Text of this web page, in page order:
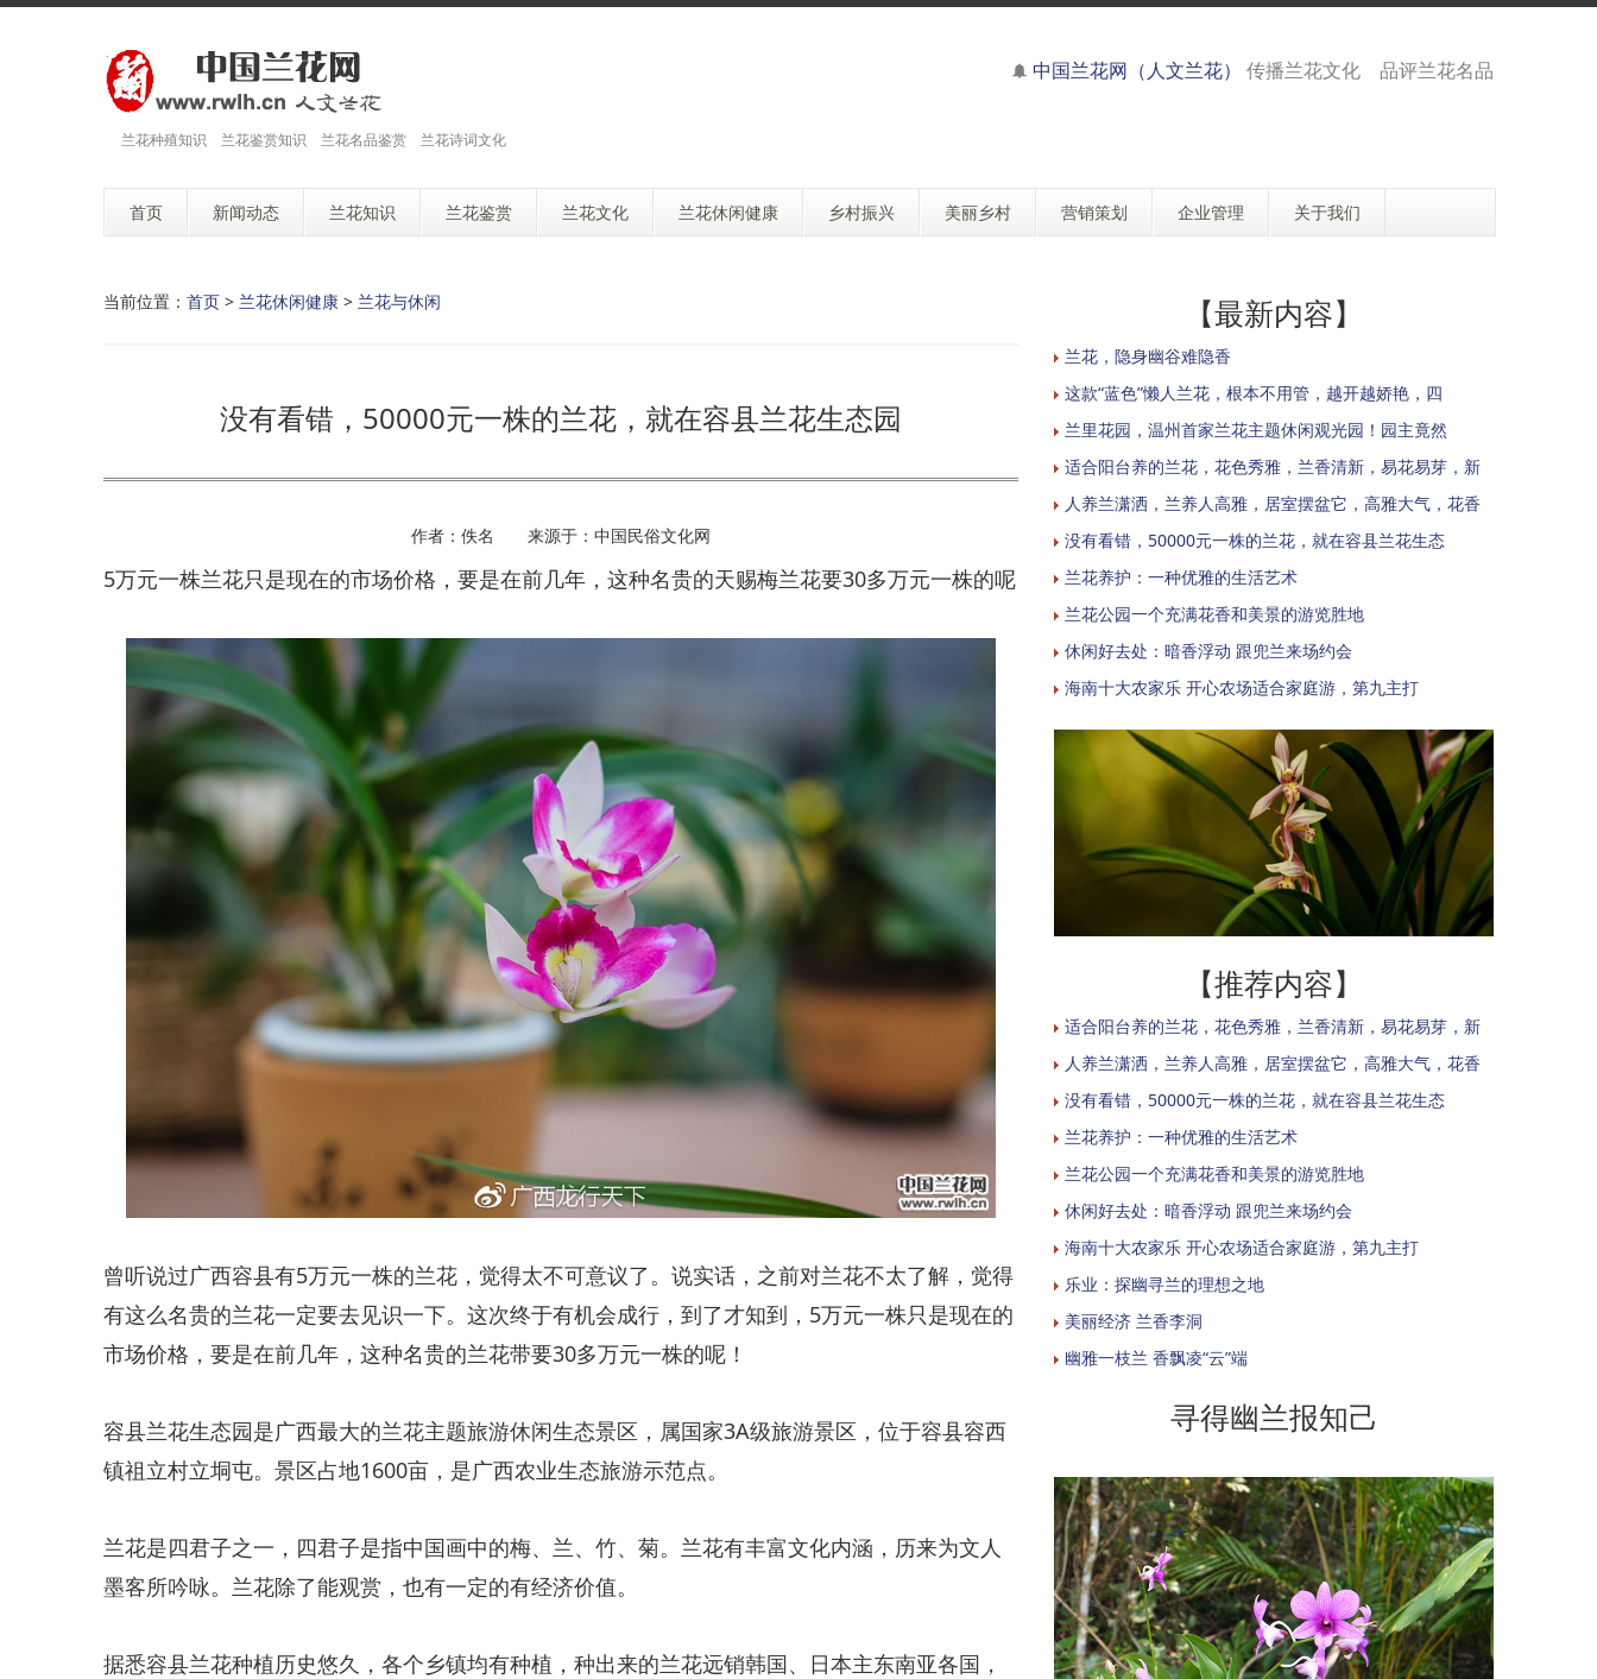
兰花种殖知识 兰花鉴赏知识 兰花名品鉴赏 兰花诗词文化
中国兰花网（人文兰花） 传播兰花文化 品评兰花名品
首页 新闻动态 兰花知识 兰花鉴赏 兰花文化 兰花休闲健康 乡村振兴 美丽乡村 营销策划 企业管理 关于我们
当前位置： 首页 > 兰花休闲健康 > 兰花与休闲
没有看错，50000元一株的兰花，就在容县兰花生态园
作者：佚名 来源于：中国民俗文化网
5万元一株兰花只是现在的市场价格，要是在前几年，这种名贵的天赐梅兰花要30多万元一株的呢
​曾听说过广西容县有5万元一株的兰花，觉得太不可意议了。说实话，之前对兰花不太了解，觉得
有这么名贵的兰花一定要去见识一下。这次终于有机会成行，到了才知到，5万元一株只是现在的
市场价格，要是在前几年，这种名贵的兰花带要30多万元一株的呢！
​容县兰花生态园是广西最大的兰花主题旅游休闲生态景区，属国家3A级旅游景区，位于容县容西
镇祖立村立垌屯。景区占地1600亩，是广西农业生态旅游示范点。
​兰花是四君子之一，四君子是指中国画中的梅、兰、竹、菊。兰花有丰富文化内涵，历来为文人
墨客所吟咏。兰花除了能观赏，也有一定的有经济价值。
​据悉容县兰花种植历史悠久，各个乡镇均有种植，种出来的兰花远销韩国、日本主东南亚各国，
【最新内容】
兰花，隐身幽谷难隐香
这款“蓝色”懒人兰花，根本不用管，越开越娇艳，四
兰里花园，温州首家兰花主题休闲观光园！园主竟然
适合阳台养的兰花，花色秀雅，兰香清新，易花易芽，新
人养兰潇洒，兰养人高雅，居室摆盆它，高雅大气，花香
没有看错，50000元一株的兰花，就在容县兰花生态
兰花养护：一种优雅的生活艺术
兰花公园一个充满花香和美景的游览胜地
休闲好去处：暗香浮动 跟兜兰来场约会
海南十大农家乐 开心农场适合家庭游，第九主打
【推荐内容】
适合阳台养的兰花，花色秀雅，兰香清新，易花易芽，新
人养兰潇洒，兰养人高雅，居室摆盆它，高雅大气，花香
没有看错，50000元一株的兰花，就在容县兰花生态
兰花养护：一种优雅的生活艺术
兰花公园一个充满花香和美景的游览胜地
休闲好去处：暗香浮动 跟兜兰来场约会
海南十大农家乐 开心农场适合家庭游，第九主打
乐业：探幽寻兰的理想之地
美丽经济 兰香李洞
幽雅一枝兰 香飘凌“云”端
寻得幽兰报知己